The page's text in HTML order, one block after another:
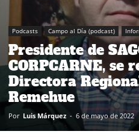
Podcasts Campo al Día (podcast)
Presidente de
CORPCARNE, se
Directora
Remehue
Por Luis Márquez - 6 de mayo de 2022